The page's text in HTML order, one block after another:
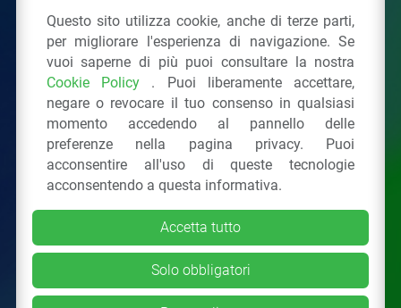
Plastiche da Riciclo
C.F. 97381090154
Via San Vittore 36 20123Milano (MI)
Tel.: 02 43928225.
Tutti i diritti riservati Privacy Policy &Cookie
Questo sito utilizza cookie, anche di terze parti,
per migliorare l'esperienza di navigazione. Se
vuoi saperne di più puoi consultare la nostra
Cookie Policy . Puoi liberamente accettare,
negare o revocare il tuo consenso in qualsiasi
momento accedendo al pannello delle
preferenze nella pagina privacy. Puoi
acconsentire all'uso di queste tecnologie
acconsentendo a questa informativa.
Accetta tutto
Solo obbligatori